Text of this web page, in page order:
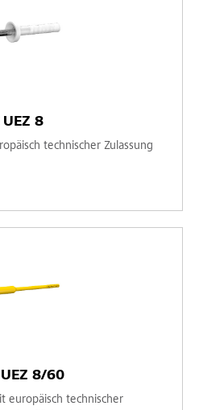
8
technischer Zulassung
8/60
europäisch technischer